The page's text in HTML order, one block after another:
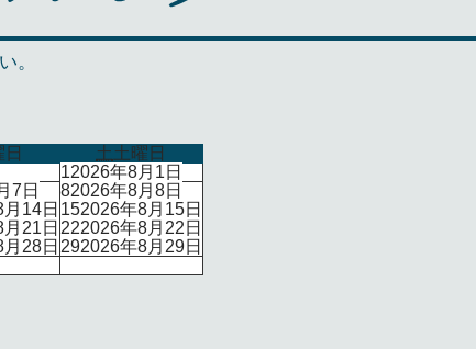
。
土 土曜日
12026年8月1日
7日 82026年8月8日
14日 152026年8月15日
21日 222026年8月22日
28日 292026年8月29日